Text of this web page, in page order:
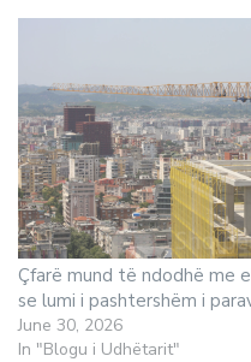
Çfarë mund të ndodhë me
se lumi i pashtershëm i
June 30, 2026
In "Blogu i Udhëtarit"